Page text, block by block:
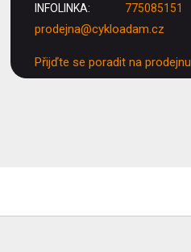
INFOLINKA: 775085151
prodejna@cykloadam.cz
Přijďte se poradit na prodejnu